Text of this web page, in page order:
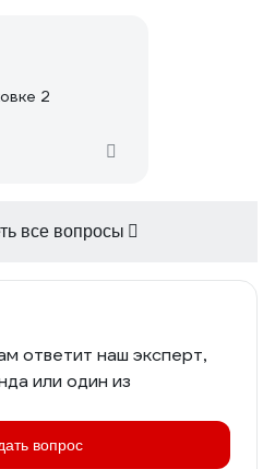
2
все вопросы
ответит наш эксперт,
или один из
вопрос